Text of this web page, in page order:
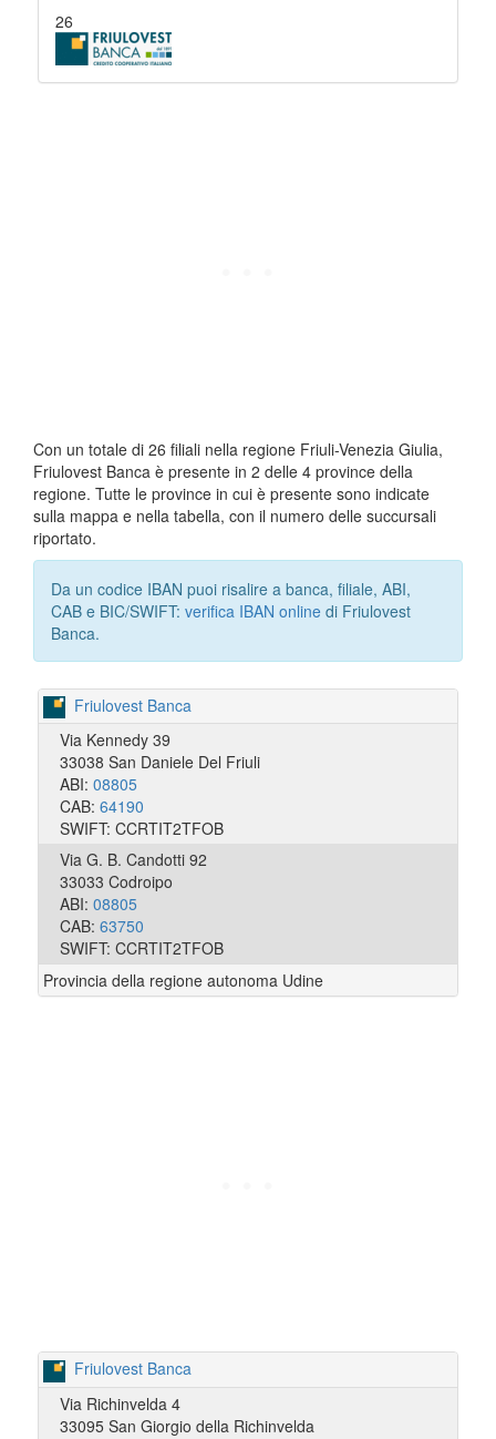
26
Con un totale di 26 filiali nella regione Friuli-Venezia Giulia,
Friulovest Banca è presente in 2 delle 4 province della
regione. Tutte le province in cui è presente sono indicate
sulla mappa e nella tabella, con il numero delle succursali
riportato.
Da un codice IBAN puoi risalire a banca, filiale, ABI,
CAB e BIC/SWIFT: verifica IBAN online di Friulovest
Banca.
Friulovest Banca
Via Kennedy 39
33038 San Daniele Del Friuli
ABI: 08805
CAB: 64190
SWIFT: CCRTIT2TFOB
Via G. B. Candotti 92
33033 Codroipo
ABI: 08805
CAB: 63750
SWIFT: CCRTIT2TFOB
Provincia della regione autonoma Udine
Friulovest Banca
Via Richinvelda 4
33095 San Giorgio della Richinvelda